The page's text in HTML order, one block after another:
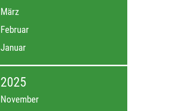
März
Februar
Januar
2025
November